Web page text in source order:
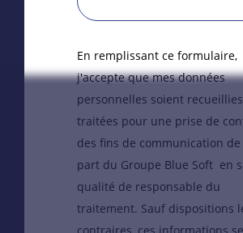
En remplissant ce formulaire,
j'accepte que mes données
personnelles soient
traitées pour une prise de
des fins de communication de
part du Groupe Blue Soft en
qualité de responsable du
traitement. Sauf dispositions